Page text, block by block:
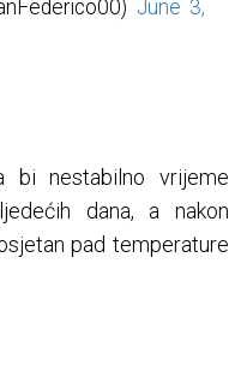
June 3,
bi nestabilno vrijeme
dana, a nakon
pad temperature